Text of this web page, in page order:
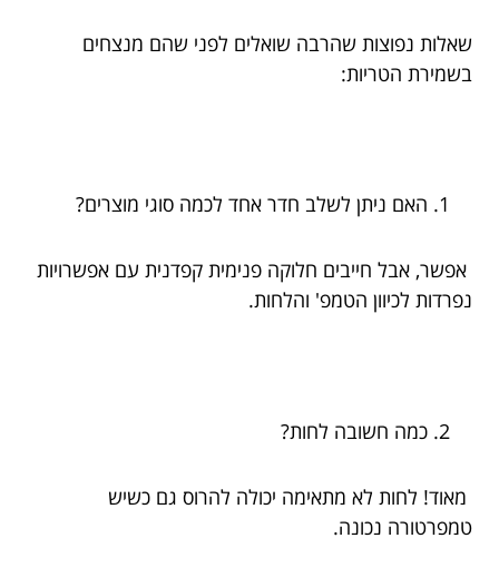
שאלות נפוצות שהרבה שואלים לפני שהם מנצחים
בשמירת הטריות:
האם ניתן לשלב חדר אחד לכמה סוגי מוצרים?
אפשר, אבל חייבים חלוקה פנימית קפדנית עם אפשרויות
נפרדות לכיוון הטמפ' והלחות.
כמה חשובה לחות?
מאוד! לחות לא מתאימה יכולה להרוס גם כשיש
טמפרטורה נכונה.